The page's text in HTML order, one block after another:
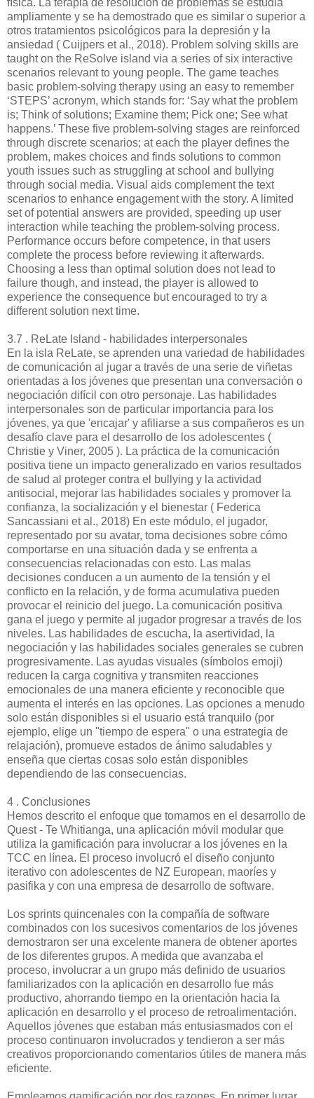
física. La terapia de resolución de problemas se estudia
ampliamente y se ha demostrado que es similar o superior a
otros tratamientos psicológicos para la depresión y la
ansiedad ( Cuijpers et al., 2018). Problem solving skills are
taught on the ReSolve island via a series of six interactive
scenarios relevant to young people. The game teaches
basic problem-solving therapy using an easy to remember
‘STEPS’ acronym, which stands for: ‘Say what the problem
is; Think of solutions; Examine them; Pick one; See what
happens.’ These five problem-solving stages are reinforced
through discrete scenarios; at each the player defines the
problem, makes choices and finds solutions to common
youth issues such as struggling at school and bullying
through social media. Visual aids complement the text
scenarios to enhance engagement with the story. A limited
set of potential answers are provided, speeding up user
interaction while teaching the problem-solving process.
Performance occurs before competence, in that users
complete the process before reviewing it afterwards.
Choosing a less than optimal solution does not lead to
failure though, and instead, the player is allowed to
experience the consequence but encouraged to try a
different solution next time.
3.7 . ReLate Island - habilidades interpersonales
En la isla ReLate, se aprenden una variedad de habilidades
de comunicación al jugar a través de una serie de viñetas
orientadas a los jóvenes que presentan una conversación o
negociación difícil con otro personaje. Las habilidades
interpersonales son de particular importancia para los
jóvenes, ya que 'encajar' y afiliarse a sus compañeros es un
desafío clave para el desarrollo de los adolescentes (
Christie y Viner, 2005 ). La práctica de la comunicación
positiva tiene un impacto generalizado en varios resultados
de salud al proteger contra el bullying y la actividad
antisocial, mejorar las habilidades sociales y promover la
confianza, la socialización y el bienestar ( Federica
Sancassiani et al., 2018) En este módulo, el jugador,
representado por su avatar, toma decisiones sobre cómo
comportarse en una situación dada y se enfrenta a
consecuencias relacionadas con esto. Las malas
decisiones conducen a un aumento de la tensión y el
conflicto en la relación, y de forma acumulativa pueden
provocar el reinicio del juego. La comunicación positiva
gana el juego y permite al jugador progresar a través de los
niveles. Las habilidades de escucha, la asertividad, la
negociación y las habilidades sociales generales se cubren
progresivamente. Las ayudas visuales (símbolos emoji)
reducen la carga cognitiva y transmiten reacciones
emocionales de una manera eficiente y reconocible que
aumenta el interés en las opciones. Las opciones a menudo
solo están disponibles si el usuario está tranquilo (por
ejemplo, elige un "tiempo de espera" o una estrategia de
relajación), promueve estados de ánimo saludables y
enseña que ciertas cosas solo están disponibles
dependiendo de las consecuencias.
4 . Conclusiones
Hemos descrito el enfoque que tomamos en el desarrollo de
Quest - Te Whitianga, una aplicación móvil modular que
utiliza la gamificación para involucrar a los jóvenes en la
TCC en línea. El proceso involucró el diseño conjunto
iterativo con adolescentes de NZ European, maoríes y
pasifika y con una empresa de desarrollo de software.
Los sprints quincenales con la compañía de software
combinados con los sucesivos comentarios de los jóvenes
demostraron ser una excelente manera de obtener aportes
de los diferentes grupos. A medida que avanzaba el
proceso, involucrar a un grupo más definido de usuarios
familiarizados con la aplicación en desarrollo fue más
productivo, ahorrando tiempo en la orientación hacia la
aplicación en desarrollo y el proceso de retroalimentación.
Aquellos jóvenes que estaban más entusiasmados con el
proceso continuaron involucrados y tendieron a ser más
creativos proporcionando comentarios útiles de manera más
eficiente.